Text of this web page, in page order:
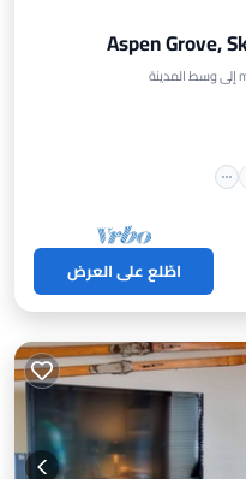
Aspen Grove,
سيارات
اطّلع على العرض